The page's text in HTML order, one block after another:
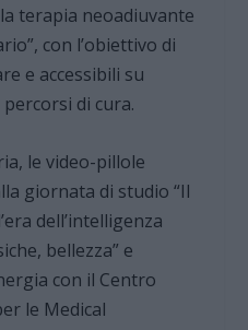
terapia neoadiuvante
con l’obiettivo di
e accessibili su
di cura.
le video-pillole
giornata di studio “Il
dell’intelligenza
bellezza” e
con il Centro
le Medical